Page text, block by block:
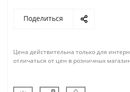
Поделиться
Цена действительна только для
отличаться от цен в розничных